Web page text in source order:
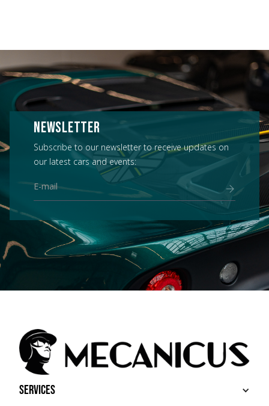
NEWSLETTER
Subscribe to our newsletter to receive updates on
our latest cars and events:
Services